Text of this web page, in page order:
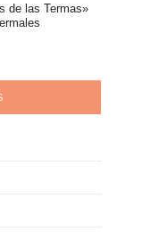
de las Termas»